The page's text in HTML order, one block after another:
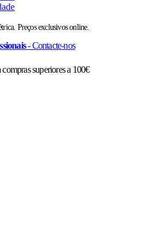
Preços exclusivos online.
- Contacte-nos
superiores a 100€